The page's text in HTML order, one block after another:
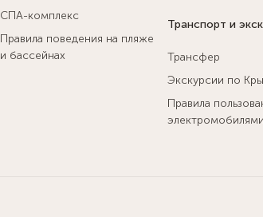
СПА-комплекс
Правила поведения на пляже
и бассейнах
Транспорт и
Трансфер
Экскурсии по
Правила
электромобилями